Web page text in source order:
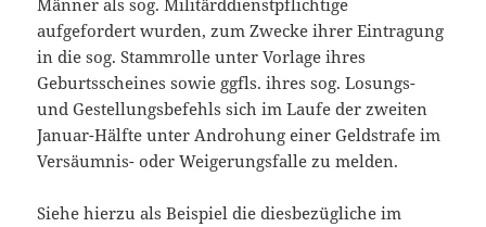
Männer als sog. Militärddienstpflichtige
aufgefordert wurden, zum Zwecke ihrer Eintragung
in die sog. Stammrolle unter Vorlage ihres
Geburtsscheines sowie ggfls. ihres sog. Losungs-
und Gestellungsbefehls sich im Laufe der zweiten
Januar-Hälfte unter Androhung einer Geldstrafe im
Versäumnis- oder Weigerungsfalle zu melden.
Siehe hierzu als Beispiel die diesbezügliche im